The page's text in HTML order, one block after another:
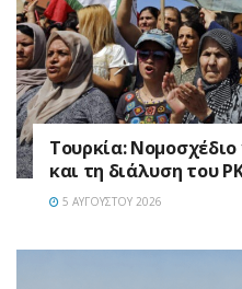
Τουρκία:
και τη διάλυση του
5 ΑΥΓΟΎΣΤΟΥ 2026